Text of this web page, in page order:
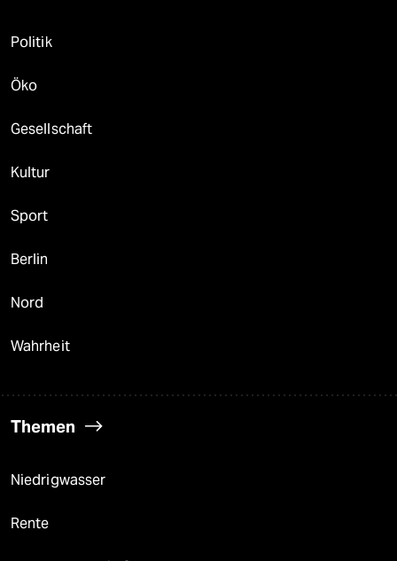
Politik
Öko
Gesellschaft
Kultur
Sport
Berlin
Nord
Wahrheit
Themen
Niedrigwasser
Rente